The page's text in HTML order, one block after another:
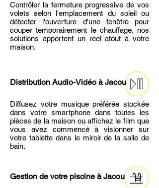
Contrôler la fermeture progressive de vos
volets selon l'emplacement du soleil ou
détecter l'ouverture d'une fenêtre pour
couper temporairement le chauffage, nos
solutions apportent un réel atout à votre
maison.
Distribution Audio-Vidéo à Jacou
Diffusez votre musique préférée stockée
dans votre smartphone dans toutes les
pièces de la maison ou affichez le film que
vous avez commencé à visionner sur
votre tablette dans le miroir de la salle de
bain.
Gestion de votre piscine à Jacou